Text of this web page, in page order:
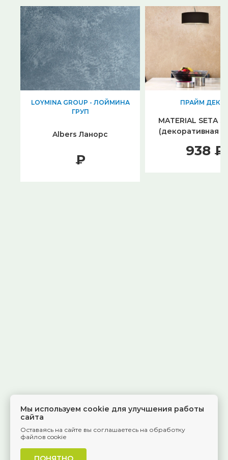
LOYMINA GROUP - ЛОЙМИНА
ГРУП
Albers Ланорс
₽
ПРАЙМ
MATERIAL SETA
(декоративная
938 ₽
Мы используем cookie для улучшения работы
сайта
Оставаясь на сайте вы соглашаетесь на обработку
файлов cookie